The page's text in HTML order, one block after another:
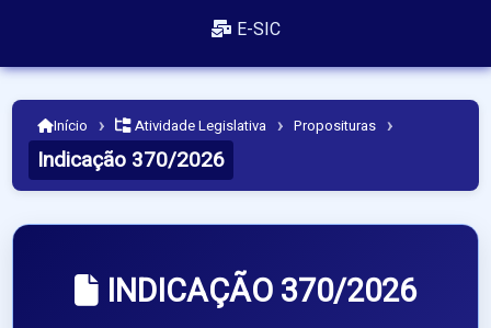
E-SIC
Início › Atividade Legislativa › Proposituras ›
Indicação 370/2026
INDICAÇÃO 370/2026